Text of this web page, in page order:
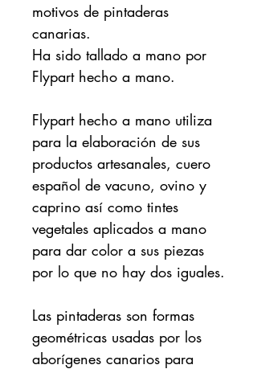
motivos de pintaderas
canarias.
Ha sido tallado a mano por
Flypart hecho a mano.
Flypart hecho a mano utiliza
para la elaboración de sus
productos artesanales, cuero
español de vacuno, ovino y
caprino así como tintes
vegetales aplicados a mano
para dar color a sus piezas
por lo que no hay dos iguales.
Las pintaderas son formas
geométricas usadas por los
aborígenes canarios para